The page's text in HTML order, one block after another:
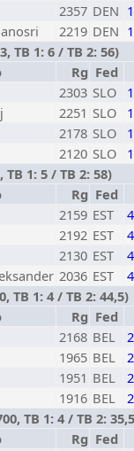
2357 DEN
2219 DEN
TB 1: 6 / TB 2: 56)
Rg Fed
2303 SLO
2251 SLO
2178 SLO
2120 SLO
TB 1: 5 / TB 2: 58)
Rg Fed
2159 EST
2192 EST
2130 EST
2036 EST
TB 1: 4 / TB 2: 44,5)
Rg Fed
2168 BEL
1965 BEL
1951 BEL
1916 BEL
TB 1: 4 / TB 2:
Rg Fed